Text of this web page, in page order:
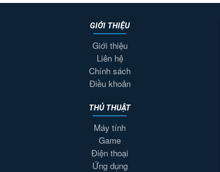
GIỚI THIỆU
Giới thiệu
Liên hệ
Chính sách
Điều khoản
THỦ THUẬT
Máy tính
Game
Điện thoại
Ứng dụng